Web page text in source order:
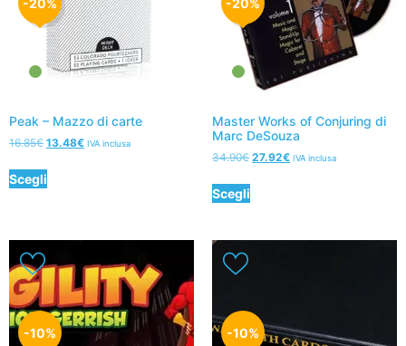
Peak – Mazzo di carte
16.85€ 13.48€ IVA inclusa
Scegli
Master Works of Conjuring di
Marc DeSouza
34.90€ 27.92€ IVA inclusa
Scegli
-10% -10%